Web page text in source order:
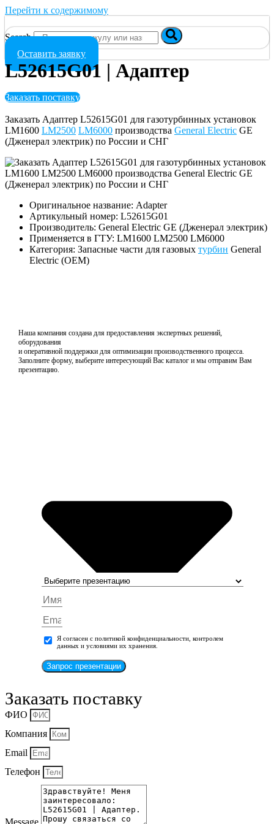
Перейти к содержимому
Search
Оставить заявку
L52615G01 | Адаптер
Заказать поставку
Заказать Адаптер L52615G01 для газотурбинных установок
LM1600 LM2500 LM6000 производства General Electric GE
(Дженерал электрик) по России и СНГ
Оригинальное название: Adapter
Артикульный номер: L52615G01
Производитель: General Electric GE (Дженерал электрик)
Применяется в ГТУ: LM1600 LM2500 LM6000
Категория: Запасные части для газовых турбин General
Electric (OEM)
Наша компания создана для предоставления экспертных решений,
оборудования
и оперативной поддержки для оптимизации производственного процесса.
Заполните форму, выберите интересующий Вас каталог и мы отправим Вам
презентацию.
Я согласен с политикой конфиденциальности, контролем
данных и условиями их хранения.
Запрос презентации
Заказать поставку
ФИО
Компания
Email
Телефон
Message